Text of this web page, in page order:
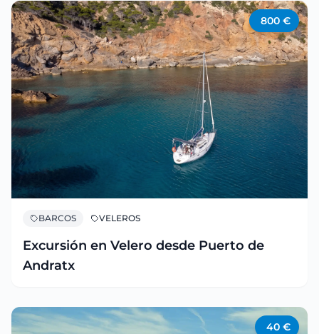
800 €
BARCOS VELEROS
Excursión en Velero desde Puerto de
Andratx
40 €